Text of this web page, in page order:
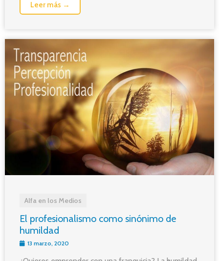
Leer más →
Alfa en los Medios
El profesionalismo como sinónimo de
humildad
13 marzo, 2020